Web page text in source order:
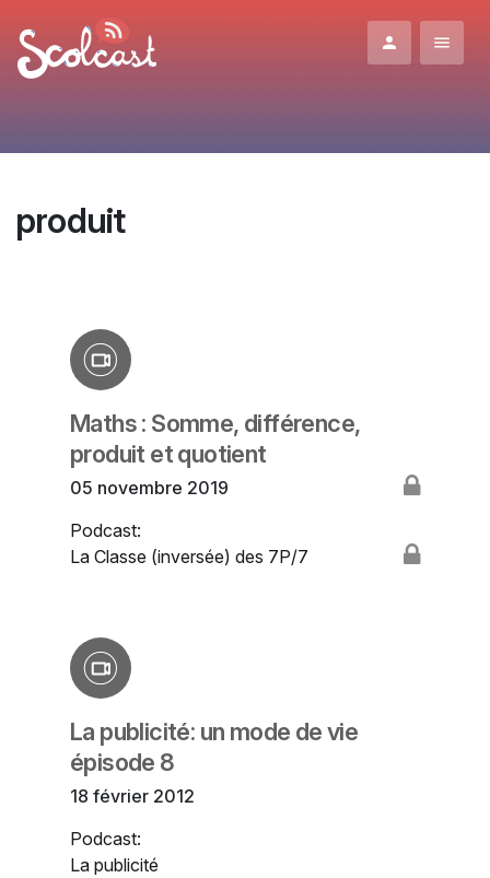
produit
Maths : Somme, différence,
produit et quotient
05 novembre 2019
Podcast:
La Classe (inversée) des 7P/7
La publicité: un mode de vie
épisode 8
18 février 2012
Podcast:
La publicité